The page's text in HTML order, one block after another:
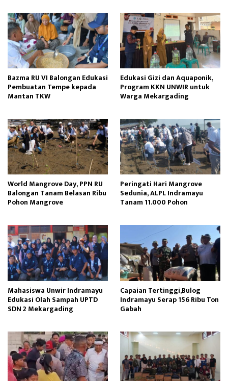
Bazma RU VI Balongan Edukasi
Pembuatan Tempe kepada
Mantan TKW
Edukasi Gizi dan Aquaponik,
Program KKN UNWIR untuk
Warga Mekargading
World Mangrove Day, PPN RU
Balongan Tanam Belasan Ribu
Pohon Mangrove
Peringati Hari Mangrove
Sedunia, ALPL Indramayu
Tanam 11.000 Pohon
Mahasiswa Unwir Indramayu
Edukasi Olah Sampah UPTD
SDN 2 Mekargading
Capaian Tertinggi,Bulog
Indramayu Serap 156 Ribu Ton
Gabah